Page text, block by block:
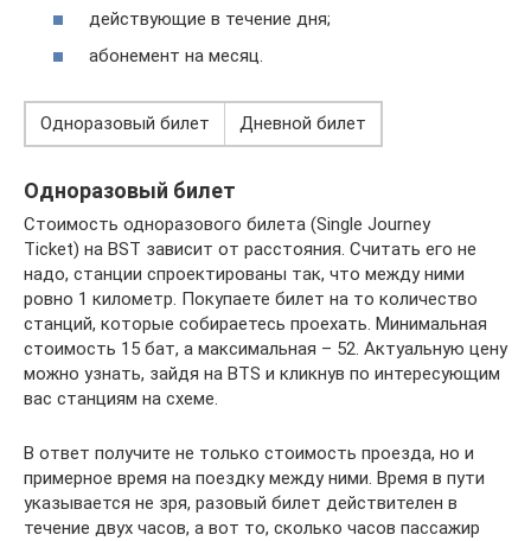
действующие в течение дня;
абонемент на месяц.
Одноразовый билет Дневной билет
Одноразовый билет
Стоимость одноразового билета (Single Journey
Ticket) на BST зависит от расстояния. Считать его не
надо, станции спроектированы так, что между ними
ровно 1 километр. Покупаете билет на то количество
станций, которые собираетесь проехать. Минимальная
стоимость 15 бат, а максимальная – 52. Актуальную цену
можно узнать, зайдя на BTS и кликнув по интересующим
вас станциям на схеме.
В ответ получите не только стоимость проезда, но и
примерное время на поездку между ними. Время в пути
указывается не зря, разовый билет действителен в
течение двух часов, а вот то, сколько часов пассажир